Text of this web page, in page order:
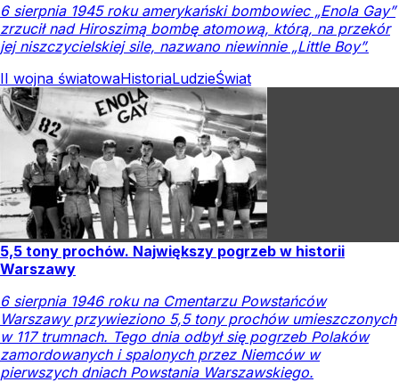
6 sierpnia 1945 roku amerykański bombowiec „Enola Gay”
zrzucił nad Hiroszimą bombę atomową, którą, na przekór
jej niszczycielskiej sile, nazwano niewinnie „Little Boy”.
II wojna światowaHistoriaLudzieŚwiat
5,5 tony prochów. Największy pogrzeb w historii
Warszawy
6 sierpnia 1946 roku na Cmentarzu Powstańców
Warszawy przywieziono 5,5 tony prochów umieszczonych
w 117 trumnach. Tego dnia odbył się pogrzeb Polaków
zamordowanych i spalonych przez Niemców w
pierwszych dniach Powstania Warszawskiego.